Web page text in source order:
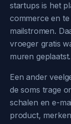
startups is het
commerce en
mailstromen.
vroeger gratis
muren geplaatst.
Een ander
de soms trage
schalen en e-
product,